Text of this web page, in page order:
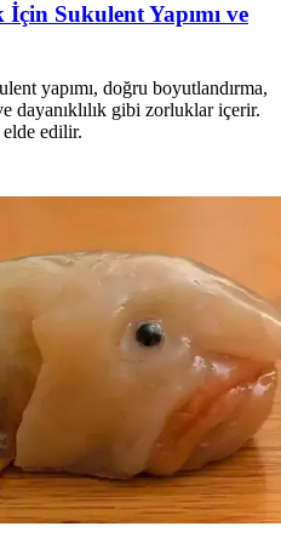
Sukulent Yapımı ve
yapımı, doğru boyutlandırma,
dayanıklılık gibi zorluklar içerir.
elde edilir.